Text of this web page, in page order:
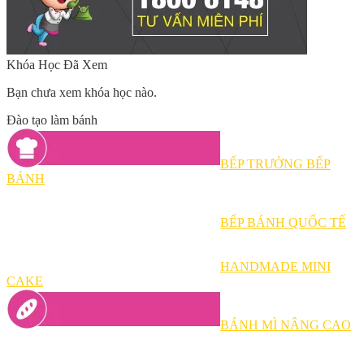
Khóa Học Đã Xem
Bạn chưa xem khóa học nào.
Đào tạo làm bánh
BẾP TRƯỞNG BẾP
BÁNH
BẾP BÁNH QUỐC TẾ
HANDMADE MINI
CAKE
BÁNH MÌ NÂNG CAO